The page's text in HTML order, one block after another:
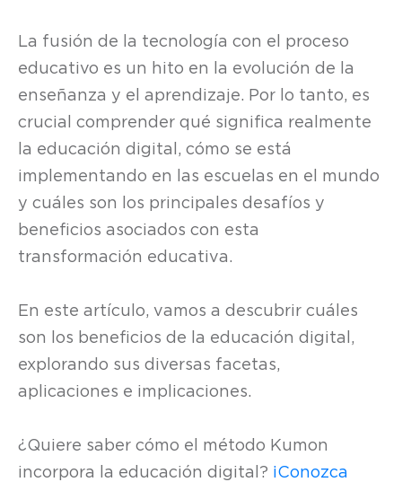
La fusión de la tecnología con el proceso
educativo es un hito en la evolución de la
enseñanza y el aprendizaje. Por lo tanto, es
crucial comprender qué significa realmente
la educación digital, cómo se está
implementando en las escuelas en el mundo
y cuáles son los principales desafíos y
beneficios asociados con esta
transformación educativa.
En este artículo, vamos a descubrir cuáles
son los beneficios de la educación digital,
explorando sus diversas facetas,
aplicaciones e implicaciones.
¿Quiere saber cómo el método Kumon
incorpora la educación digital? ¡Conozca